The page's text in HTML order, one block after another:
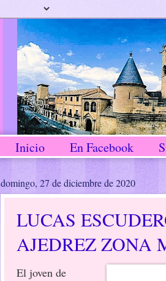
Inicio En Facebook
domingo, 27 de diciembre de 2020
LUCAS
AJEDREZ ZONA
El joven de